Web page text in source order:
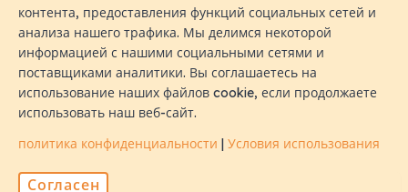
Условия использования политика конфиденциальности
контента, предоставления функций социальных сетей и
анализа нашего трафика. Мы делимся некоторой
информацией с нашими социальными сетями и
поставщиками аналитики. Вы соглашаетесь на
использование наших файлов cookie, если продолжаете
использовать наш веб-сайт.
политика конфиденциальности | Условия использования
Согласен